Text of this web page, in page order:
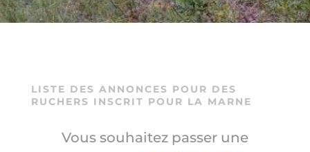
LISTE DES ANNONCES POUR DES
RUCHERS INSCRIT POUR LA MARNE
Vous souhaitez passer une